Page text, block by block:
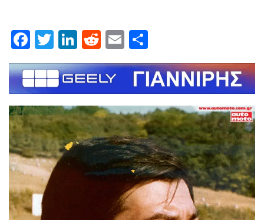
Facebook
Twitter
LinkedIn
Reddit
Email